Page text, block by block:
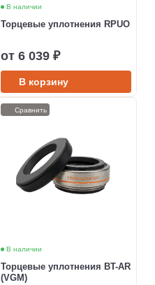
В наличии
Торцевые уплотнения RPUO
от 6 039 ₽
В корзину
В наличии
Торцевые уплотнения BT-AR
(VGM)
Сравнить